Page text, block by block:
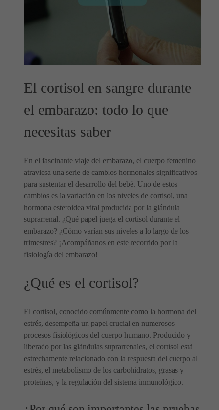
El cortisol en sangre durante
el embarazo: todo lo que
necesitas saber
En el fascinante viaje del embarazo, el cuerpo femenino
atraviesa una serie de cambios hormonales significativos
para sustentar el desarrollo del bebé. Uno de estos
cambios es la variación en los niveles de cortisol, una
hormona esteroidea vital producida por la glándula
suprarrenal. ¿Qué papel juega el cortisol durante el
embarazo? ¿Cómo varían sus niveles a lo largo de los
trimestres? ¡Acompáñanos en este recorrido por la
fisiología del embarazo!
¿Qué es el cortisol?
El cortisol, conocido comúnmente como la hormona del
estrés, desempeña un papel crucial en numerosos
procesos fisiológicos del cuerpo humano. Producido y
liberado por las glándulas suprarrenales, el cortisol está
estrechamente relacionado con la respuesta del cuerpo al
estrés, el metabolismo de los carbohidratos, grasas y
proteínas, y la regulación del sistema inmunológico.